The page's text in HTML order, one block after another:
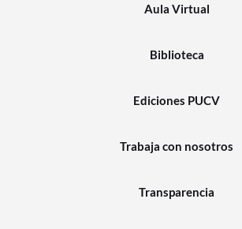
Aula Virtual
Biblioteca
Ediciones PUCV
Trabaja con nosotros
Transparencia